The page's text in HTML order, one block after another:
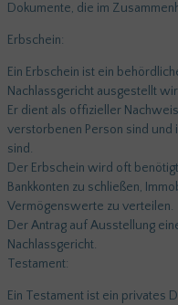
Dokumente, die im
Erbschein:
Ein Erbschein ist ein
Nachlassgericht ausgestellt
Er dient als offizieller
verstorbenen Person sind
sind.
Der Erbschein wird oft
Bankkonten zu schließen,
Vermögenswerte zu verteilen.
Der Antrag auf Ausstellung
Nachlassgericht.
Testament:
Ein Testament ist ein privates